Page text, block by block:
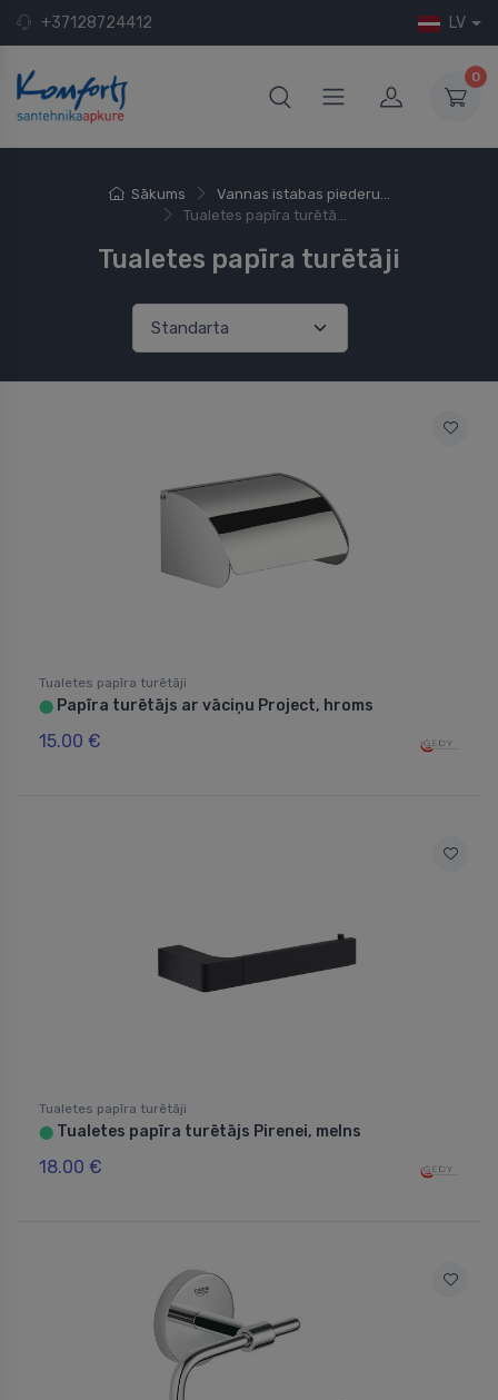
+37128724412 LV
0
Sākums
Vannas istabas piederu...
Tualetes papīra turētā...
Tualetes papīra turētāji
Tualetes papīra turētāji
⬤ Papīra turētājs ar vāciņu Project, hroms
15.00 €
Tualetes papīra turētāji
⬤ Tualetes papīra turētājs Pirenei, melns
18.00 €